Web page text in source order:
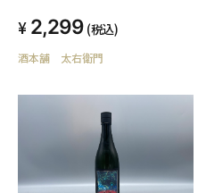
2,299 (税込)
酒本舗 太右衛門